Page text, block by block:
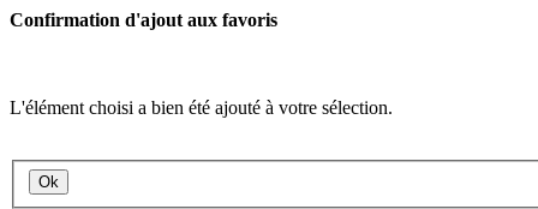
Confirmation d'ajout aux favoris
L'élément choisi a bien été ajouté à votre sélection.